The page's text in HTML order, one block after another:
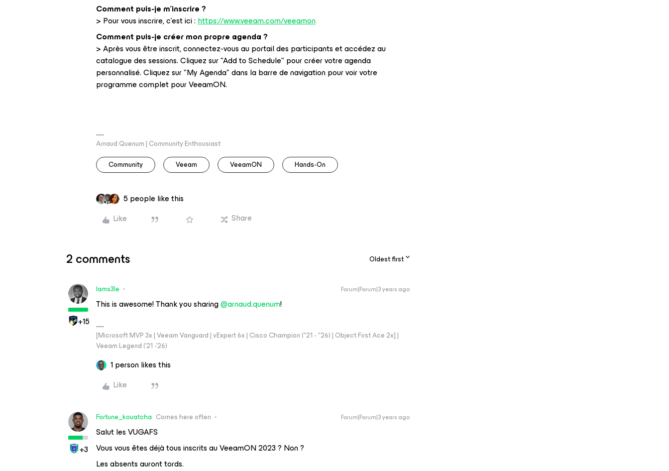
Comment puis-je m'inscrire ?
> Pour vous inscrire, c’est ici :https://www.veeam.com/veeamon
Comment puis-je créer mon propre agenda ?
> Après vous être inscrit, connectez-vous au portail des participants et accédez au
catalogue des sessions. Cliquez sur "Add to Schedule" pour créer votre agenda
personnalisé. Cliquez sur "My Agenda" dans la barre de navigation pour voir votre
programme complet pour VeeamON.
Arnaud Quenum | Community Enthousiast
Community
Veeam VeeamON Hands-On
5 people like this
Like
Share
2 comments Oldest first
+15
Iams3le Forum|Forum|3 years ago
This is awesome! Thank you sharing@arnaud.quenum!
[Microsoft MVP 3x | Veeam Vanguard | vExpert 6x | Cisco Champion ("21 - "26) | Object First Ace 2x] |
Veeam Legend ('21 -'26)
1 person likes this
Like
+3
Fortune_kouatcha Comes here often Forum|Forum|3 years ago
Salut les VUGAFS
Vous vous êtes déjà tous inscrits au VeeamON 2023 ? Non ?
Les absents auront tords.